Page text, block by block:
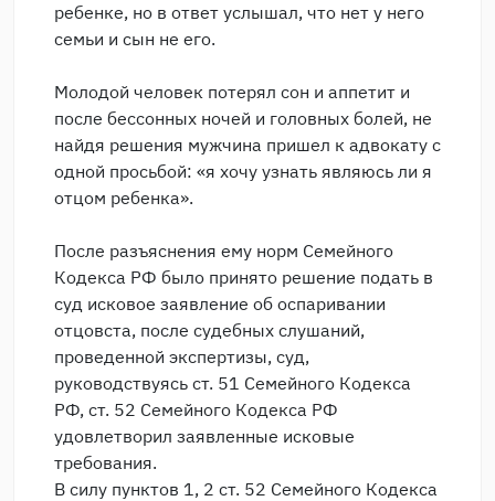
ребенке, но в ответ услышал, что нет у него
семьи и сын не его.
Молодой человек потерял сон и аппетит и
после бессонных ночей и головных болей, не
найдя решения мужчина пришел к адвокату с
одной просьбой: «я хочу узнать являюсь ли я
отцом ребенка».
После разъяснения ему норм Семейного
Кодекса РФ было принято решение подать в
суд исковое заявление об оспаривании
отцовста, после судебных слушаний,
проведенной экспертизы, суд,
руководствуясь ст. 51 Семейного Кодекса
РФ, ст. 52 Семейного Кодекса РФ
удовлетворил заявленные исковые
требования.
В силу пунктов 1, 2 ст. 52 Семейного Кодекса